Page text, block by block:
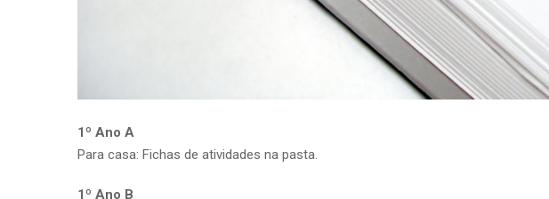
1º Ano A
Para casa: Fichas de atividades na pasta.
1º Ano B